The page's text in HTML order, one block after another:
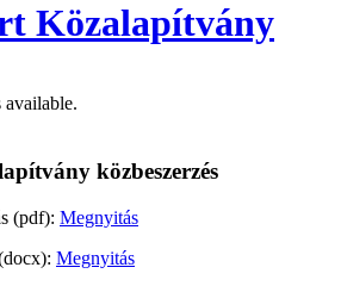
Közalapítvány
available.
közbeszerzés
(pdf): Megnyitás
Megnyitás